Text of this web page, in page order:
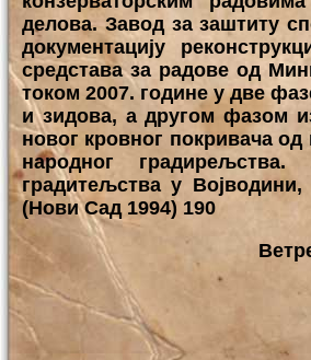
делова. Завод за заштиту
документацију
средстава за радове од
током 2007. године у две
и зидова, а другом фазом
новог кровног покривача
народног
градитељства у
(Нови Сад 1994) 190